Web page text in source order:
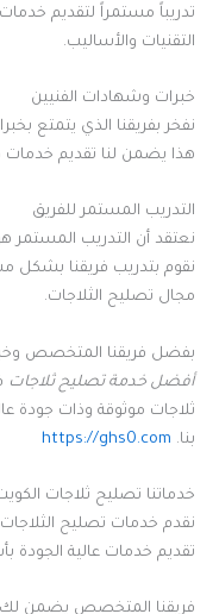
تدريباً مستمراً لتقديم
التقنيات والأساليب.
خبرات وشهادات الفنيين
نفخر بفريقنا الذي يتمتع
هذا يضمن لنا تقديم خدمات
التدريب المستمر للفريق
نعتقد أن التدريب المستمر
نقوم بتدريب فريقنا بشكل
مجال تصليح الثلاجات.
بفضل فريقنا المتخصص
أفضل خدمة تصليح ثلاجات
ثلاجات موثوقة وذات جودة
بنا. https://ghs0.com
خدماتنا تصليح ثلاجات
نقدم خدمات تصليح
تقديم خدمات عالية الجودة
فريقنا المتخصص يضمن